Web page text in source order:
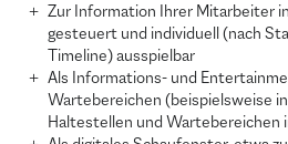
Zur Information Ihrer Mitarbeiter
gesteuert und individuell (nach
Timeline) ausspielbar
Als Informations- und
Wartebereichen (beispielsweise
Haltestellen und Wartebereichen